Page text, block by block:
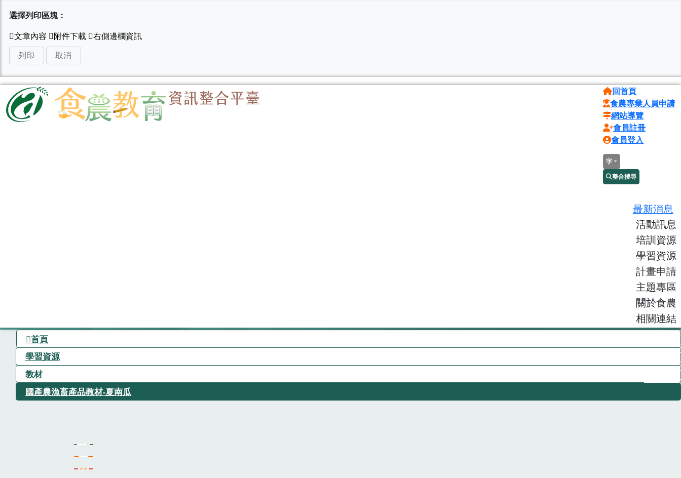
選擇列印區塊：
列印 取消
回首頁
食農專業人員申請
網站導覽
會員註冊
會員登入
字
整合搜尋
最新消息
活動訊息
培訓資源
學習資源
計畫申請
主題專區
關於食農
相關連結
首頁
學習資源
教材
國產農漁畜產品教材-夏南瓜